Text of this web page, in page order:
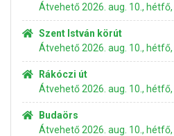
Átvehető 2026. aug. 10., hétfő,
Szent István körút
Átvehető 2026. aug. 10., hétfő,
Rákóczi út
Átvehető 2026. aug. 10., hétfő,
Budaörs
Átvehető 2026. aug. 10., hétfő,